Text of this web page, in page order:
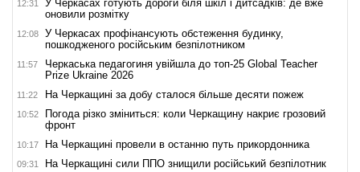
12:31
У Черкасах готують дороги біля шкіл і дитсадків: де вже
оновили розмітку
12:08
У Черкасах профінансують обстеження будинку,
пошкодженого російським безпілотником
11:57
Черкаська педагогиня увійшла до топ-25 Global Teacher
Prize Ukraine 2026
11:22 На Черкащині за добу сталося більше десяти пожеж
10:52
Погода різко зміниться: коли Черкащину накриє грозовий
фронт
10:17 На Черкащині провели в останню путь прикордонника
09:31 На Черкащині сили ППО знищили російський безпілотник